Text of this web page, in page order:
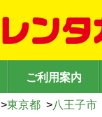
ご利用案内
>東京都 >八王子市